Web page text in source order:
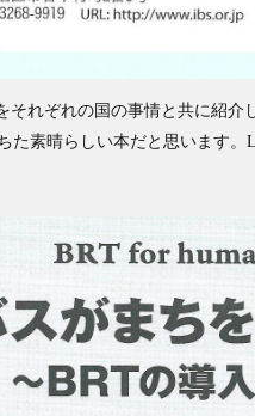
それぞれの国の事情と共に紹
た素晴らしい本だと思います